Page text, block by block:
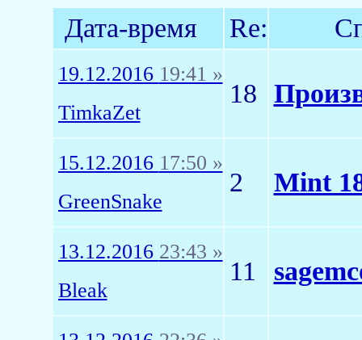
Дата-время Re:
19.12.2016 19:41 »
TimkaZet
18
15.12.2016 17:50 »
GreenSnake
2 Mint
13.12.2016 23:43 »
Bleak
11